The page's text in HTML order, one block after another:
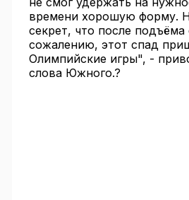
времени хорошую форму.
секрет, что после подъёма
сожалению, этот спад
Олимпийские игры", -
слова Южного.?